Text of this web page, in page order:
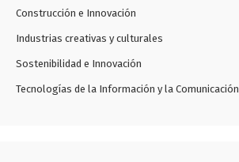
Construcción e Innovación
Industrias creativas y culturales
Sostenibilidad e Innovación
Tecnologías de la Información y la Comunicación